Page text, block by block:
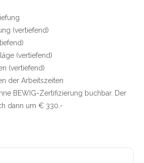
(vertiefend)
(vertiefend)
(vertiefend)
der Arbeitszeiten
BEWIG-Zertifizierung buchbar. Der
dann um € 330.-